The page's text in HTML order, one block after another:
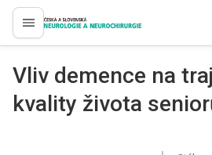
proLékaře.cz
Vliv demence na
kvality života